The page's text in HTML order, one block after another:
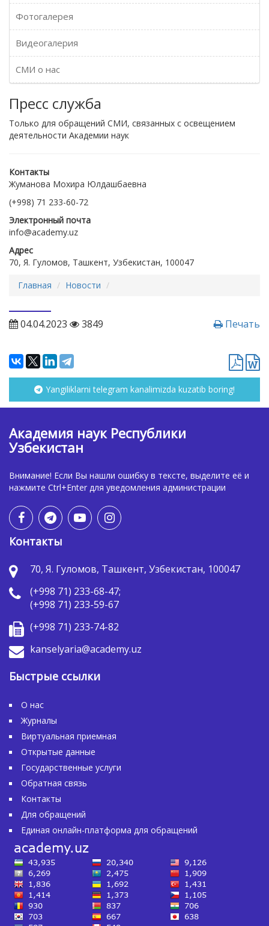
Фотогалерея
Видеогалерия
СМИ о нас
Пресс служба
Только для обращений СМИ, связанных с освещением
деятельности Академии наук
Контакты
Жуманова Мохира Юлдашбаевна
(+998) 71 233-60-72
Электронный почта
info@academy.uz
Адрес
70, Я. Гуломов, Ташкент, Узбекистан, 100047
Главная
Новости
04.04.2023 3849 Печать
Yangiliklarni telegram kanalimizda kuzatib boring!
Академия наук Республики
Узбекистан
Внимание! Если Вы нашли ошибку в тексте, выделите её и
нажмите Ctrl+Enter для уведомления администрации
Контакты
70, Я. Гуломов, Ташкент, Узбекистан, 100047
(+998 71) 233-68-47;
(+998 71) 233-59-67
(+998 71) 233-74-82
kanselyaria@academy.uz
Быстрые ссылки
О нас
Журналы
Виртуальная приемная
Открытые данные
Государственные услуги
Обратная связь
Контакты
Для обращений
Единая онлайн-платформа для обращений